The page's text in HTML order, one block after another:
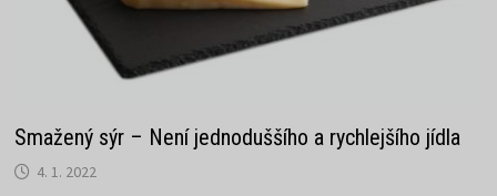
Smažený sýr – Není jednoduššího a rychlejšího jídla
4. 1. 2022